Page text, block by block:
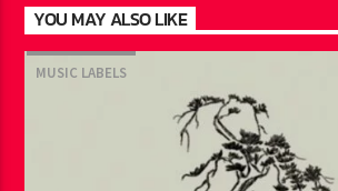
YOU MAY ALSO LIKE
MUSIC LABELS